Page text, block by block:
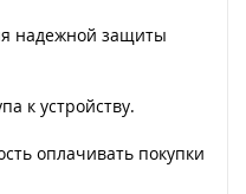
надежной защиты
к устройству.
оплачивать покупки